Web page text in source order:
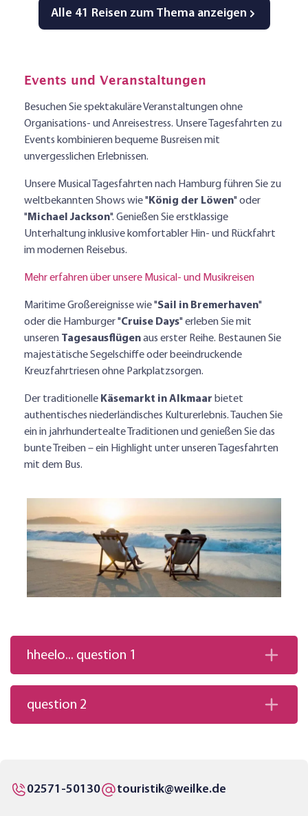
beschlagnahmt. Der Verkauf heute berühmter
Landschaftsbilder finanziert seine letzten Lebensjahre,
der Schwelle zur modernen Kunst.
Alle 41 Reisen zum Thema anzeigen
Events und Veranstaltungen
Besuchen Sie spektakuläre Veranstaltungen ohne
Organisations- und Anreisestress. Unsere Tagesfahrten zu
Events kombinieren bequeme Busreisen mit
unvergesslichen Erlebnissen.
Unsere Musical Tagesfahrten nach Hamburg führen Sie zu
weltbekannten Shows wie "König der Löwen" oder
"Michael Jackson". Genießen Sie erstklassige
Unterhaltung inklusive komfortabler Hin- und Rückfahrt
im modernen Reisebus.
Mehr erfahren über unsere Musical- und Musikreisen
Maritime Großereignisse wie "Sail in Bremerhaven"
oder die Hamburger "Cruise Days" erleben Sie mit
unseren Tagesausflügenaus erster Reihe. Bestaunen Sie
majestätische Segelschiffe oder beeindruckende
Kreuzfahrtriesen ohne Parkplatzsorgen.
Der traditionelle Käsemarkt in Alkmaar bietet
authentisches niederländisches Kulturerlebnis. Tauchen Sie
ein in jahrhundertealte Traditionen und genießen Sie das
bunte Treiben – ein Highlight unter unseren Tagesfahrten
mit dem Bus.
hheelo... question 1
question 2
02571-50130 touristik@weilke.de